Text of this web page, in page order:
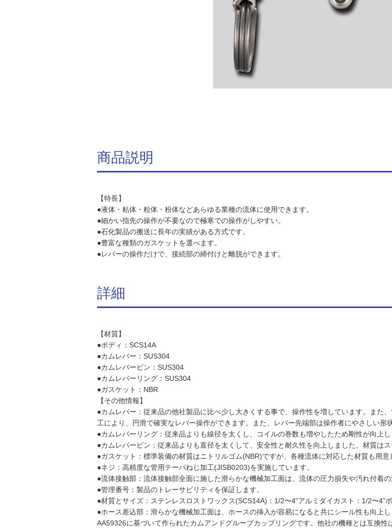
商品説明
【特長】
●液体・粘体・粒体・粉体などあらゆる業種の流体に使用できます。
●細かい指先の操作が不要なので極寒での操作がしやすい。
●石化製品の搬送に長年の実績がある方式です。
●豊富な種類のガスケットを選べます。
●レバーの操作だけで、接続部の締付けと離脱ができます。
詳細
【材質】
●ボディ：SCS14A
●カムレバー：SUS304
●カムレバーピン：SUS304
●カムレバーリング：SUS304
●ガスケット：NBR
【その他情報】
●カムレバー：従来品の他社製品に比べ少し大きくする事で、操作性を増しています。また
工により、円滑で確実なレバー操作ができます。また、レバー先端部は操作者にやさしい形
●カムレバーリング：従来品よりも線径を太くし、コイルの巻数も増やしたため剛性が向上し
●カムレバーピン：従来品よりも直径を太くして、安全性と耐久性を向上しました。材質はス
●ガスケット：標準装備の材質はニトリルゴム(NBR)ですが、各種流体に対応した材質も用意
●ネジ：高精度な管用テーパねじ加工(JISB0203)を実施しています。
●流体接触部：流体接触部全面に施した滑らかな機械加工面は、流体の圧力損失や汚れ付着
●管理番号：製品のトレーサビリティを保証します。
●材質とサイズ：ステンレスロストワックス(SCS14A)：1/2〜4”アルミダイカスト：1/2〜4”
●ホース差込部：滑らかな機械加工面は、ホースの挿入が容易になると共にシール性も向
AA59326に基づいて作られたカムアンドグルーブカップリングです。他社の機種とは互換